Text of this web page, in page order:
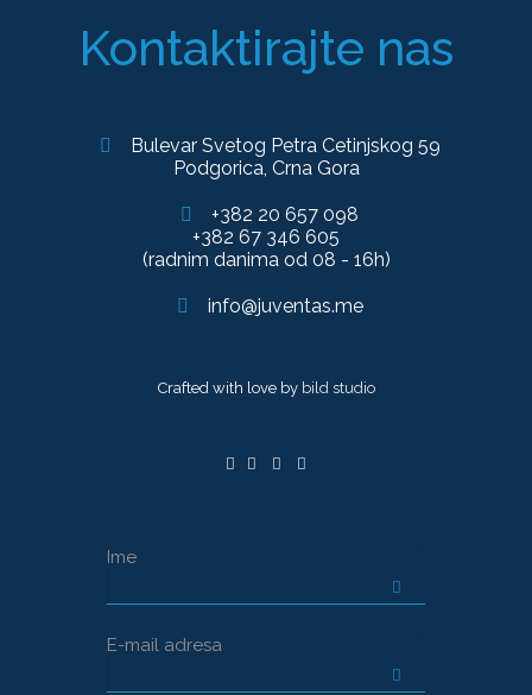
Kontaktirajte nas
Bulevar Svetog Petra Cetinjskog 59
Podgorica, Crna Gora
+382 20 657 098
+382 67 346 605
(radnim danima od 08 - 16h)
info@juventas.me
Crafted with love by bild studio